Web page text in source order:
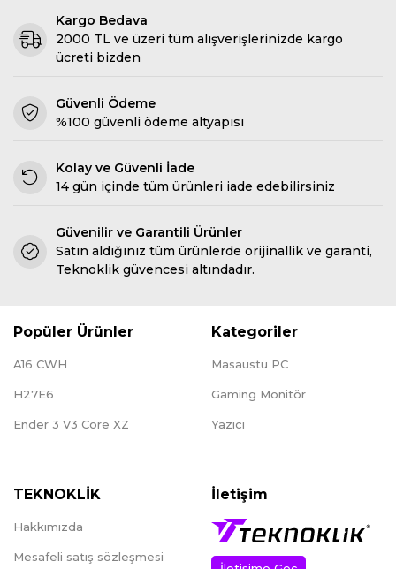
Kargo Bedava
2000 TL ve üzeri tüm alışverişlerinizde kargo
ücreti bizden
Güvenli Ödeme
%100 güvenli ödeme altyapısı
Kolay ve Güvenli İade
14 gün içinde tüm ürünleri iade edebilirsiniz
Güvenilir ve Garantili Ürünler
Satın aldığınız tüm ürünlerde orijinallik ve garanti,
Teknoklik güvencesi altındadır.
Popüler Ürünler
A16 CWH
H27E6
Ender 3 V3 Core XZ
Kategoriler
Masaüstü PC
Gaming Monitör
Yazıcı
TEKNOKLİK
Hakkımızda
Mesafeli satış sözleşmesi
İletişim